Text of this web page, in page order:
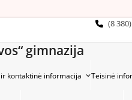
(8
gimnazija
kontaktinė informacija Teisinė